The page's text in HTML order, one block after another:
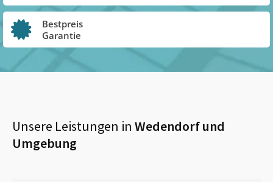
Bestpreis
Garantie
Unsere Leistungen in Wedendorfund
Umgebung